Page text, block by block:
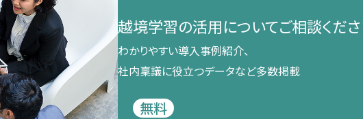
越境学習の​活用に​ついて​ご相談くだ
わかりやすい導入事例紹介、​
社内稟議に​役立つデータなど​多数掲載
無料